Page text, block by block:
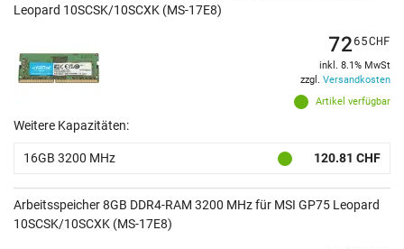
Leopard 10SCSK/10SCXK (MS-17E8)
Artikel verfügbar
7265CHF
inkl. 8.1% MwSt
zzgl. Versandkosten
Weitere Kapazitäten:
16GB 3200 MHz 120.81 CHF
Arbeitsspeicher 8GB DDR4-RAM 3200 MHz für MSI GP75 Leopard
10SCSK/10SCXK (MS-17E8)